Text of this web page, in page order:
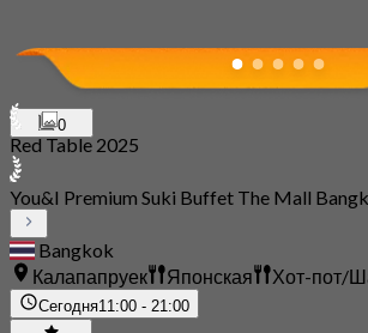
0
Red Table 2025
You&I Premium Suki Buffet The Mall
Bangkok
Калапапруек
Японская Хот-пот/
Сегодня11:00 - 21:00